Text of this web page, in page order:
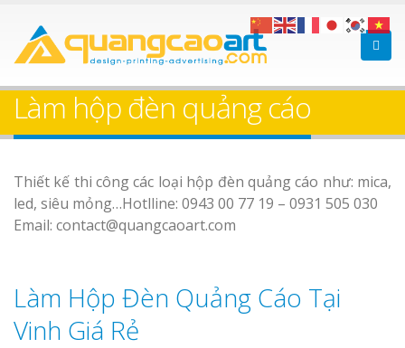
Làm hộp đèn quảng cáo
Thiết kế thi công các loại hộp đèn quảng cáo như: mica,
led, siêu mỏng…Hotlline: 0943 00 77 19 – 0931 505 030
Email: contact@quangcaoart.com
Làm Hộp Đèn Quảng Cáo Tại
Vinh Giá Rẻ